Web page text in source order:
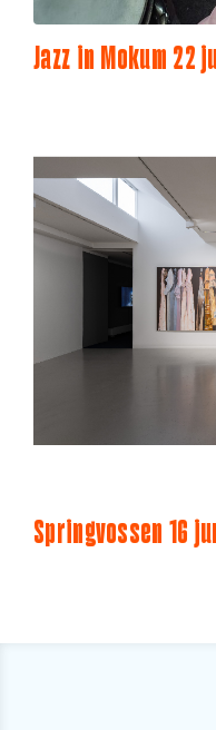
Jazz in Mokum 22
Springvossen 16